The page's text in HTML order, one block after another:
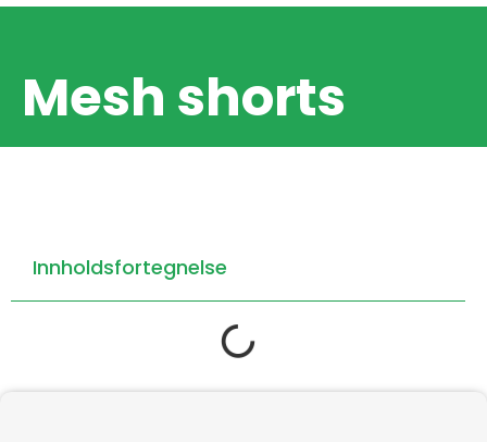
Mesh shorts
Innholdsfortegnelse